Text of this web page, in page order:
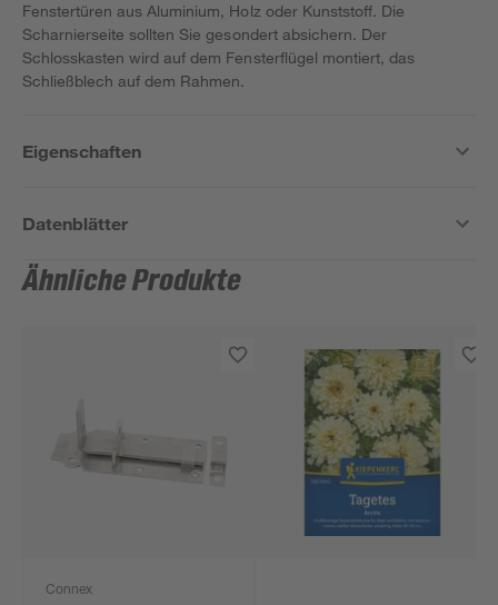
Fenstertüren aus Aluminium, Holz oder Kunststoff. Die
Scharnierseite sollten Sie gesondert absichern. Der
Schlosskasten wird auf dem Fensterflügel montiert, das
Schließblech auf dem Rahmen.
Eigenschaften
Datenblätter
Ähnliche Produkte
Connex